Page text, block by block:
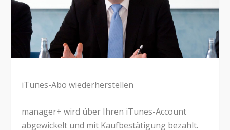
iTunes-Abo wiederherstellen
manager+ wird über Ihren iTunes-Account
abgewickelt und mit Kaufbestätigung bezahlt.